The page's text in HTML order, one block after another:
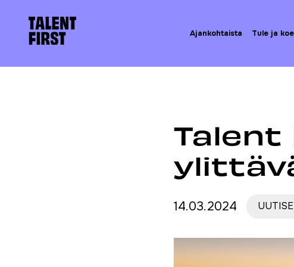
Etusivulle
Ajankohtaista Tule ja koe
14.03.2024